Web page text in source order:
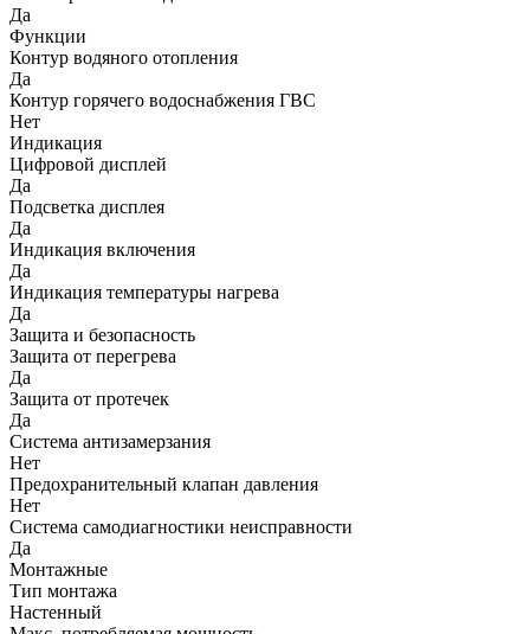
Да
Функции
Контур водяного отопления
Да
Контур горячего водоснабжения ГВС
Нет
Индикация
Цифровой дисплей
Да
Подсветка дисплея
Да
Индикация включения
Да
Индикация температуры нагрева
Да
Защита и безопасность
Защита от перегрева
Да
Защита от протечек
Да
Система антизамерзания
Нет
Предохранительный клапан давления
Нет
Система самодиагностики неисправности
Да
Монтажные
Тип монтажа
Настенный